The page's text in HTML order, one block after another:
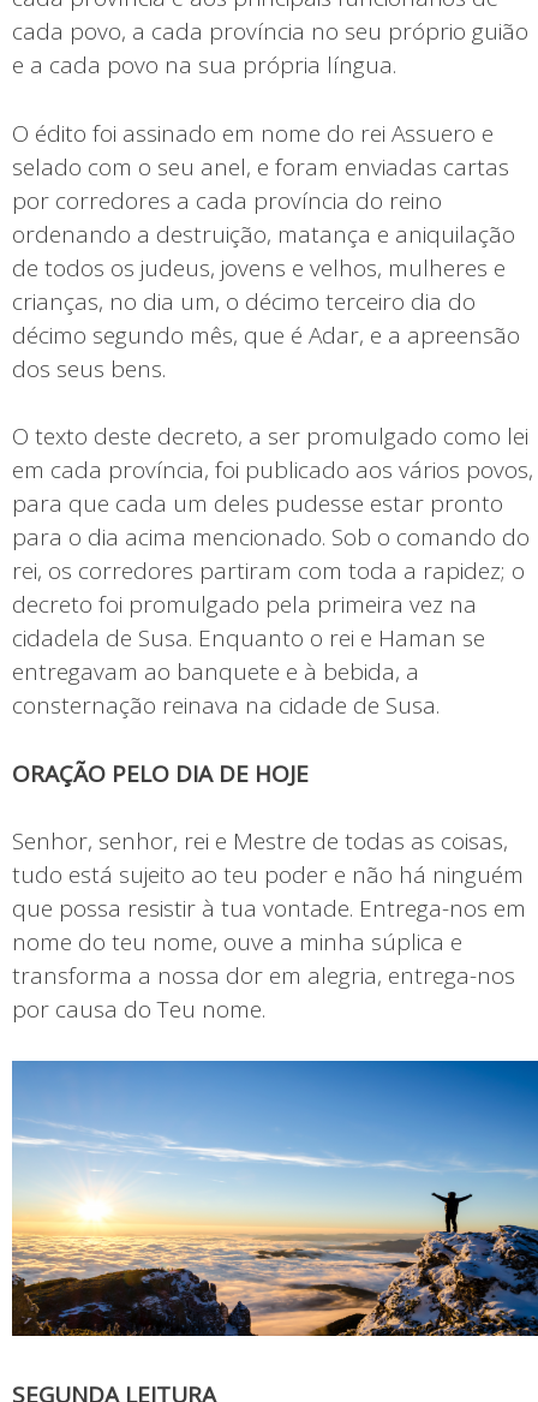
cada povo, a cada província no seu próprio guião
e a cada povo na sua própria língua.
O édito foi assinado em nome do rei Assuero e
selado com o seu anel, e foram enviadas cartas
por corredores a cada província do reino
ordenando a destruição, matança e aniquilação
de todos os judeus, jovens e velhos, mulheres e
crianças, no dia um, o décimo terceiro dia do
décimo segundo mês, que é Adar, e a apreensão
dos seus bens.
O texto deste decreto, a ser promulgado como lei
em cada província, foi publicado aos vários povos,
para que cada um deles pudesse estar pronto
para o dia acima mencionado. Sob o comando do
rei, os corredores partiram com toda a rapidez; o
decreto foi promulgado pela primeira vez na
cidadela de Susa. Enquanto o rei e Haman se
entregavam ao banquete e à bebida, a
consternação reinava na cidade de Susa.
ORAÇÃO PELO DIA DE HOJE
Senhor, senhor, rei e Mestre de todas as coisas,
tudo está sujeito ao teu poder e não há ninguém
que possa resistir à tua vontade. Entrega-nos em
nome do teu nome, ouve a minha súplica e
transforma a nossa dor em alegria, entrega-nos
por causa do Teu nome.
SEGUNDA LEITURA